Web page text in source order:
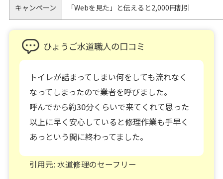
キャンペーン 「Webを見た」と伝えると2,000円割引
ひょうご水道職人の口コミ
トイレが詰まってしまい何をしても流れなく
なってしまったので業者を呼びました。
呼んでから約30分くらいで来てくれて思った
以上に早く安心していると修理作業も手早く
あっという間に終わってました。
引用元: 水道修理のセーフリー